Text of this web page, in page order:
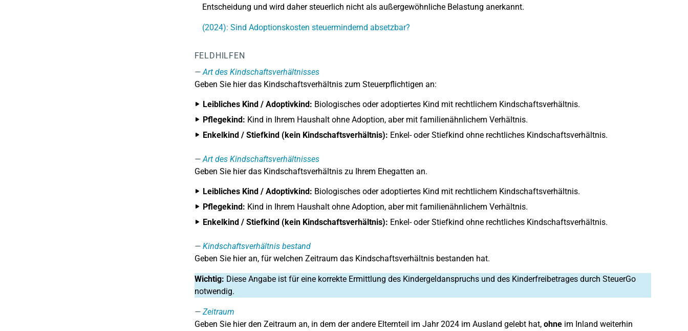
Entscheidung und wird daher steuerlich nicht als außergewöhnliche Belastung anerkannt.
(2024): Sind Adoptionskosten steuermindernd absetzbar?
FELDHILFEN
Art des Kindschaftsverhältnisses
Geben Sie hier das Kindschaftsverhältnis zum Steuerpflichtigen an:
Leibliches Kind / Adoptivkind: Biologisches oder adoptiertes Kind mit rechtlichem Kindschaftsverhältnis.
Pflegekind: Kind in Ihrem Haushalt ohne Adoption, aber mit familienähnlichem Verhältnis.
Enkelkind / Stiefkind (kein Kindschaftsverhältnis): Enkel- oder Stiefkind ohne rechtliches Kindschaftsverhältnis.
Art des Kindschaftsverhältnisses
Geben Sie hier das Kindschaftsverhältnis zu Ihrem Ehegatten an.
Leibliches Kind / Adoptivkind: Biologisches oder adoptiertes Kind mit rechtlichem Kindschaftsverhältnis.
Pflegekind: Kind in Ihrem Haushalt ohne Adoption, aber mit familienähnlichem Verhältnis.
Enkelkind / Stiefkind (kein Kindschaftsverhältnis): Enkel- oder Stiefkind ohne rechtliches Kindschaftsverhältnis.
Kindschaftsverhältnis bestand
Geben Sie hier an, für welchen Zeitraum das Kindschaftsverhältnis bestanden hat.
Wichtig: Diese Angabe ist für eine korrekte Ermittlung des Kindergeldanspruchs und des Kinderfreibetrages durch SteuerGo
notwendig.
Zeitraum
Geben Sie hier den Zeitraum an, in dem der andere Elternteil im Jahr 2024 im Ausland gelebt hat, ohneim Inland weiterhin